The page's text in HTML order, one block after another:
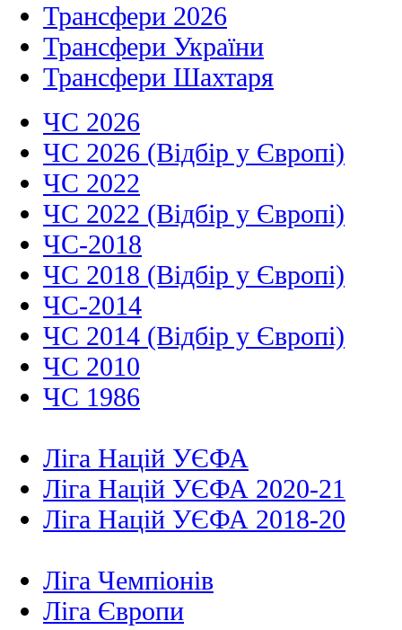
Трансфери 2026
Трансфери України
Трансфери Шахтаря
ЧС 2026
ЧС 2026 (Відбір у Європі)
ЧС 2022
ЧС 2022 (Відбір у Європі)
ЧС-2018
ЧС 2018 (Відбір у Європі)
ЧС-2014
ЧС 2014 (Відбір у Європі)
ЧС 2010
ЧС 1986
Ліга Націй УЄФА
Ліга Націй УЄФА 2020-21
Ліга Націй УЄФА 2018-20
Ліга Чемпіонів
Ліга Європи